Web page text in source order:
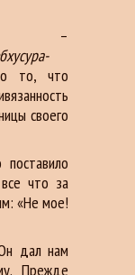
–
то, что
своего
что за
«Не мое!
дал нам
Прежде